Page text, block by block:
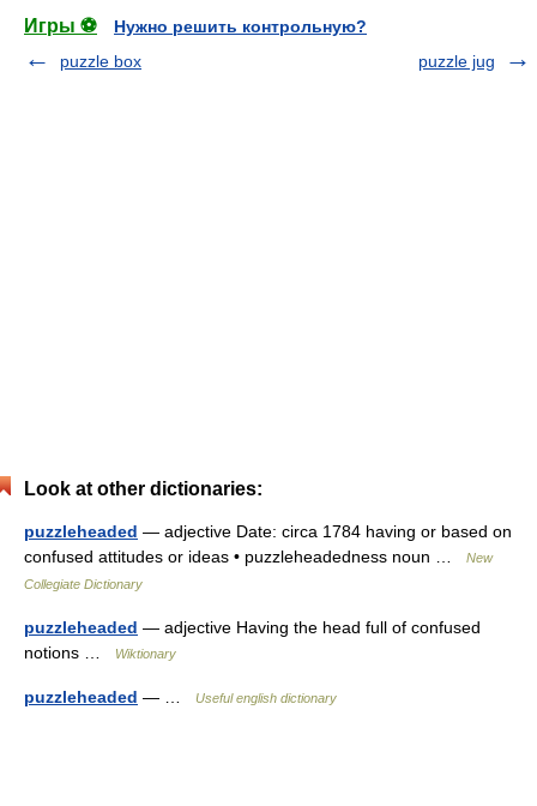
Игры ⚽
Нужно решить контрольную?
puzzle box
puzzle jug
Look at other dictionaries:
puzzleheaded — adjective Date: circa 1784 having or based on
confused attitudes or ideas • puzzleheadedness noun …
New
Collegiate Dictionary
puzzleheaded — adjective Having the head full of confused
notions …
Wiktionary
puzzleheaded — … Useful english dictionary